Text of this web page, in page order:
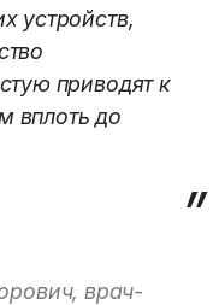
устройств,
приводят к
вплоть до
врач-